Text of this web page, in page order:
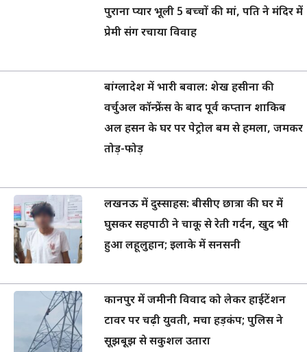
पुराना प्यार भूली 5 बच्चों की मां, पति ने मंदिर में
प्रेमी संग रचाया विवाह
बांग्लादेश में भारी बवाल: शेख हसीना की
वर्चुअल कॉन्फ्रेंस के बाद पूर्व कप्तान शाकिब
अल हसन के घर पर पेट्रोल बम से हमला, जमकर
तोड़-फोड़
लखनऊ में दुस्साहस: बीसीए छात्रा की घर में
घुसकर सहपाठी ने चाकू से रेती गर्दन, खुद भी
हुआ लहूलुहान; इलाके में सनसनी
कानपुर में जमीनी विवाद को लेकर हाईटेंशन
टावर पर चढ़ी युवती, मचा हड़कंप; पुलिस ने
सूझबूझ से सकुशल उतारा